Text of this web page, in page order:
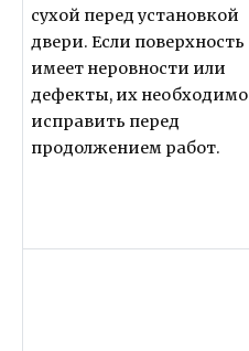
сухой перед установкой
двери. Если поверхность
имеет неровности или
дефекты, их необходимо
исправить перед
продолжением работ.